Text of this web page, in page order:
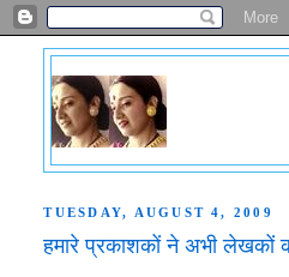
TUESDAY, AUGUST 4, 2009
हमारे प्रकाशकों ने अभी लेखकों